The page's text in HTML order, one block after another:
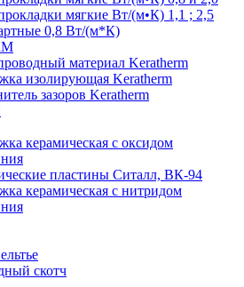
мягкие Вт/(м•К) 1,1 ; 2,5
0,8 Вт/(м*К)
материал Keratherm
изолирующая Keratherm
зазоров Keratherm
керамическая с оксидом
пластины Ситалл, ВК-94
керамическая с нитридом
скотч